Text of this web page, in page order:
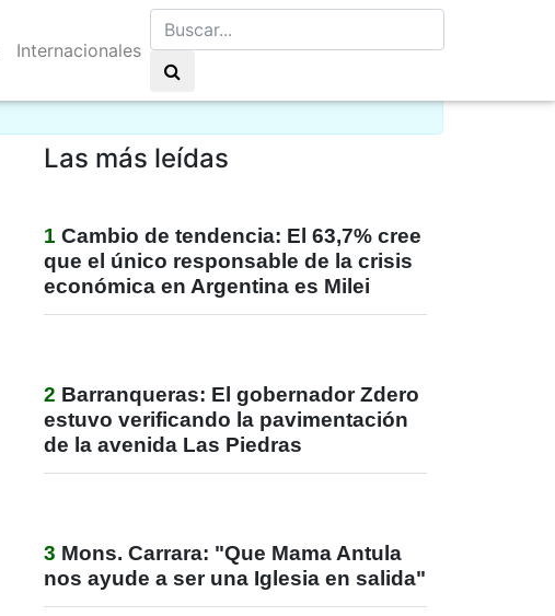
Internacionales
Las más leídas
1 Cambio de tendencia: El 63,7% cree
que el único responsable de la crisis
económica en Argentina es Milei
2 Barranqueras: El gobernador Zdero
estuvo verificando la pavimentación
de la avenida Las Piedras
3 Mons. Carrara: "Que Mama Antula
nos ayude a ser una Iglesia en salida"